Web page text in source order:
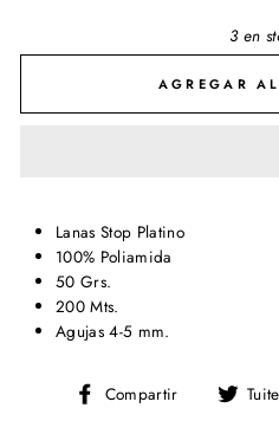
3 en
AGREGAR
Lanas Stop Platino
100% Poliamida
50 Grs.
200 Mts.
Agujas 4-5 mm.
Compartir
Compartir